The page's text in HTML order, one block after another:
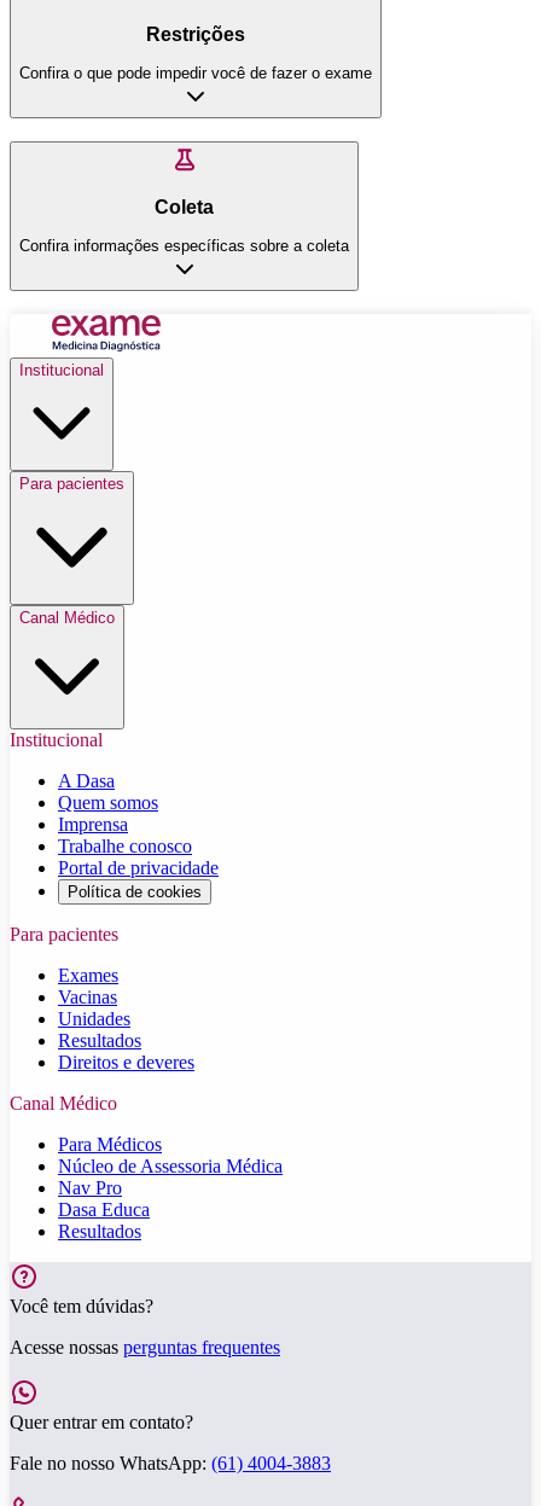
Restrições
Confira o que pode impedir você de fazer o exame
Coleta
Confira informações específicas sobre a coleta
Institucional
Para pacientes
Canal Médico
Institucional
A Dasa
Quem somos
Imprensa
Trabalhe conosco
Portal de privacidade
Política de cookies
Para pacientes
Exames
Vacinas
Unidades
Resultados
Direitos e deveres
Canal Médico
Para Médicos
Núcleo de Assessoria Médica
Nav Pro
Dasa Educa
Resultados
Você tem dúvidas?
Acesse nossas perguntas frequentes
Quer entrar em contato?
Fale no nosso WhatsApp: (61) 4004-3883